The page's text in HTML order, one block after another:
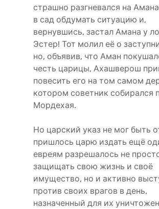
страшно разгневался на
в сад обдумать ситуацию и,
вернувшись, застал Амана у
Эстер! Тот молил её о
но, объявив, что Аман
честь царицы, Ахашверош
повесить его на том самом
котором советник собирался
Мордехая.
Но царский указ не мог быть
пришлось царю издать ещё
евреям разрешалось не
защищать свою жизнь и своё
имущество, но и активно
против своих врагов в день,
назначенный для их